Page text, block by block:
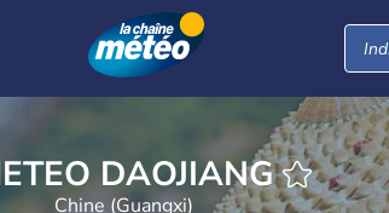
METEO DAOJIANG
Chine (Guangxi)